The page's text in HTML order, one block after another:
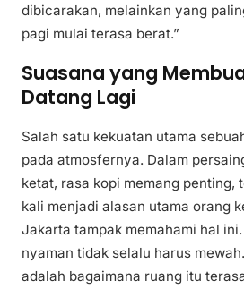
dibicarakan, melainkan yang
pagi mulai terasa berat.”
Suasana yang
Datang Lagi
Salah satu kekuatan utama
pada atmosfernya. Dalam
ketat, rasa kopi memang penting,
kali menjadi alasan utama orang
Jakarta tampak memahami hal
nyaman tidak selalu harus
adalah bagaimana ruang itu